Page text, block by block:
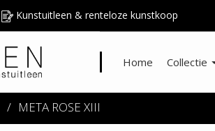
Kunstuitleen & renteloze kunstkoop
Home Collectie
/ META ROSE XIII